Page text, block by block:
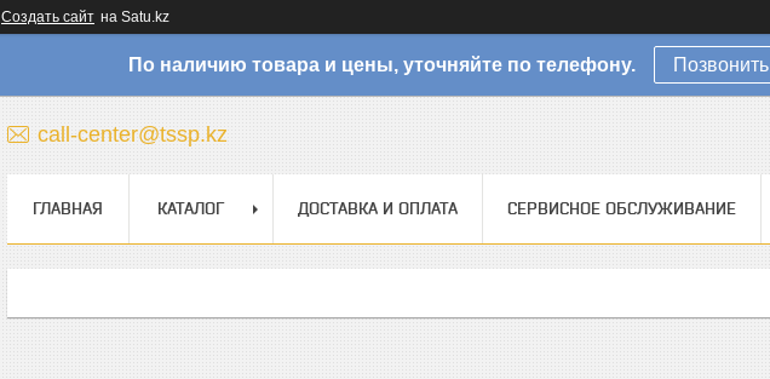
Создать сайт на Satu.kz
По наличию товара и цены, уточняйте по телефону. Позвонить
call-center@tssp.kz
ГЛАВНАЯ КАТАЛОГ ДОСТАВКА И ОПЛАТА СЕРВИСНОЕ ОБСЛУЖИВАНИЕ